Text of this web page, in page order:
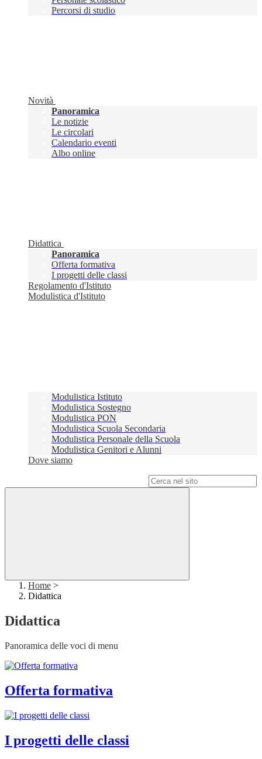
Percorsi di studio
Novità
Panoramica
Le notizie
Le circolari
Calendario eventi
Albo online
Didattica
Panoramica
Offerta formativa
I progetti delle classi
Regolamento d'Istituto
Modulistica d'Istituto
Modulistica Istituto
Modulistica Sostegno
Modulistica PON
Modulistica Scuola Secondaria
Modulistica Personale della Scuola
Modulistica Genitori e Alunni
Dove siamo
Home >
Didattica
Didattica
Panoramica delle voci di menu
Offerta formativa
I progetti delle classi